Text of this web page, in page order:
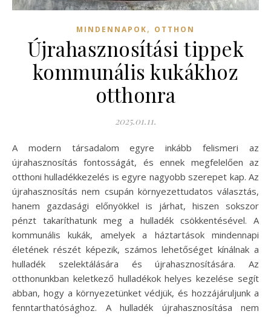
MINDENNAPOK, OTTHON
Újrahasznosítási tippek
kommunális kukákhoz
otthonra
2025.01.11.
A modern társadalom egyre inkább felismeri az
újrahasznosítás fontosságát, és ennek megfelelően az
otthoni hulladékkezelés is egyre nagyobb szerepet kap. Az
újrahasznosítás nem csupán környezettudatos választás,
hanem gazdasági előnyökkel is járhat, hiszen sokszor
pénzt takaríthatunk meg a hulladék csökkentésével. A
kommunális kukák, amelyek a háztartások mindennapi
életének részét képezik, számos lehetőséget kínálnak a
hulladék szelektálására és újrahasznosítására. Az
otthonunkban keletkező hulladékok helyes kezelése segít
abban, hogy a környezetünket védjük, és hozzájáruljunk a
fenntarthatósághoz. A hulladék újrahasznosítása nem